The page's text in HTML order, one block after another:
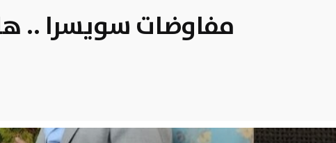
مفاوضات سويسرا ..